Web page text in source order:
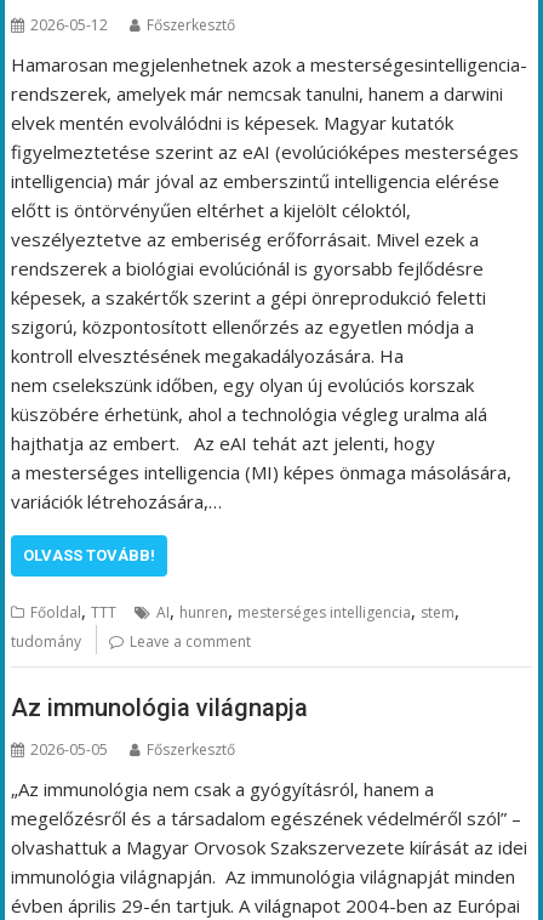
2026-05-12 Főszerkesztő
Hamarosan megjelenhetnek azok a mesterségesintelligencia-
rendszerek, amelyek már nemcsak tanulni, hanem a darwini
elvek mentén evolválódni is képesek. Magyar kutatók
figyelmeztetése szerint az eAI (evolúcióképes mesterséges
intelligencia) már jóval az emberszintű intelligencia elérése
előtt is öntörvényűen eltérhet a kijelölt céloktól,
veszélyeztetve az emberiség erőforrásait. Mivel ezek a
rendszerek a biológiai evolúciónál is gyorsabb fejlődésre
képesek, a szakértők szerint a gépi önreprodukció feletti
szigorú, központosított ellenőrzés az egyetlen módja a
kontroll elvesztésének megakadályozására. Ha
nem cselekszünk időben, egy olyan új evolúciós korszak
küszöbére érhetünk, ahol a technológia végleg uralma alá
hajthatja az embert. Az eAI tehát azt jelenti, hogy
a mesterséges intelligencia (MI) képes önmaga másolására,
variációk létrehozására,…
OLVASS TOVÁBB!
Főoldal,TTT AI, hunren, mesterséges intelligencia, stem,
tudomány Leave a comment
Az immunológia világnapja
2026-05-05 Főszerkesztő
„Az immunológia nem csak a gyógyításról, hanem a
megelőzésről és a társadalom egészének védelméről szól” –
olvashattuk a Magyar Orvosok Szakszervezete kiírását az idei
immunológia világnapján. Az immunológia világnapját minden
évben április 29-én tartjuk. A világnapot 2004-ben az Európai